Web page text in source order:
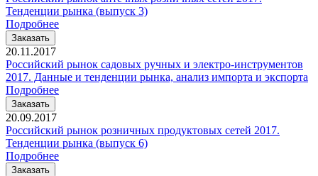
Тенденции рынка (выпуск 3)
Подробнее
Заказать
20.11.2017
Российский рынок садовых ручных и электро-инструментов
2017. Данные и тенденции рынка, анализ импорта и экспорта
Подробнее
Заказать
20.09.2017
Российский рынок розничных продуктовых сетей 2017.
Тенденции рынка (выпуск 6)
Подробнее
Заказать